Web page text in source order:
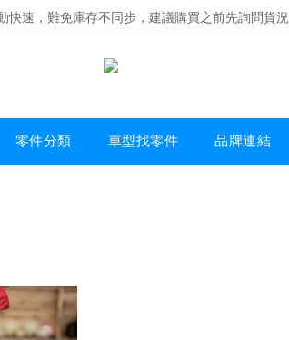
快速，難免庫存不同步，建議購買之前先詢問貨況
快速，難免庫存不同步，建議購買之前先詢問貨況
零件分類 車型找零件 品牌連結